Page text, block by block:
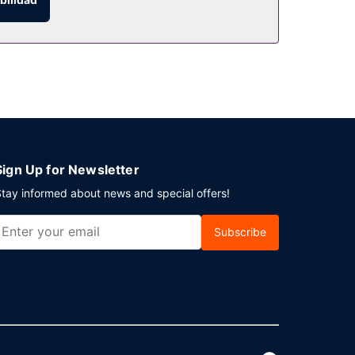
Up for Newsletter
informed about news and special offers!
Subscribe